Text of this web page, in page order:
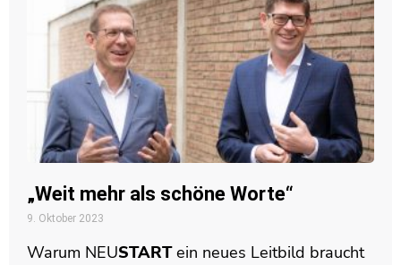
„Weit mehr als schöne Worte“
9. Oktober 2023
Warum NEUSTARTein neues Leitbild braucht